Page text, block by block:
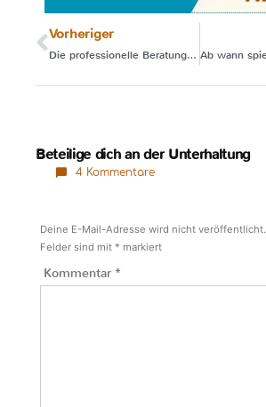
Vorheriger
Die professionelle Beratung an meiner Seite war Gold wert
Beteilige dich an der Unterhaltung
4 Kommentare
Deine E-Mail-Adresse wird nicht veröffentlicht.
Felder sind mit * markiert
Kommentar *